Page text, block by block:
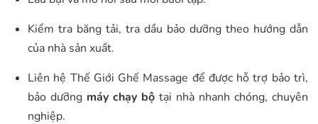
Kiểm tra băng tải, tra dầu bảo dưỡng theo hướng dẫn
của nhà sản xuất.
Liên hệ Thế Giới Ghế Massage để được hỗ trợ bảo trì,
bảo dưỡng máy chạy bộ tại nhà nhanh chóng, chuyên
nghiệp.